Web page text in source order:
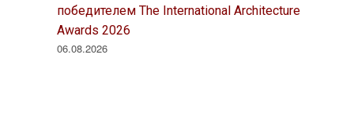
победителем The International Architecture
Awards 2026
06.08.2026